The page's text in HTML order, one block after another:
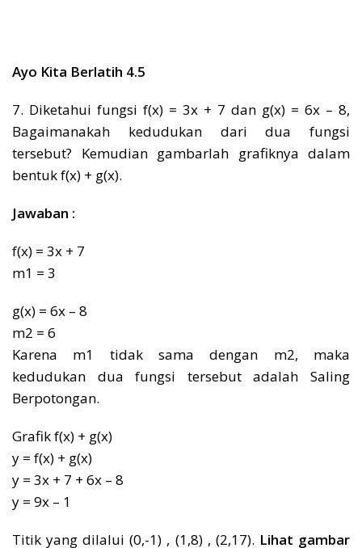
Ayo Kita Berlatih 4.5
7. Diketahui fungsi f(x) = 3x + 7 dan g(x) = 6x – 8,
Bagaimanakah kedudukan dari dua fungsi
tersebut? Kemudian gambarlah grafiknya dalam
bentuk f(x) + g(x).
Jawaban :
f(x) = 3x + 7
m1 = 3
g(x) = 6x – 8
m2 = 6
Karena m1 tidak sama dengan m2, maka
kedudukan dua fungsi tersebut adalah Saling
Berpotongan.
Grafik f(x) + g(x)
y = f(x) + g(x)
y = 3x + 7 + 6x – 8
y = 9x – 1
Titik yang dilalui (0,-1) , (1,8) , (2,17). Lihat gambar